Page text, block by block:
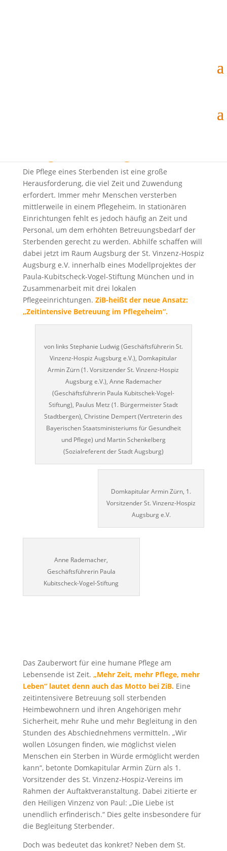
Die Pflege eines Sterbenden ist eine große
Herausforderung, die viel Zeit und Zuwendung
erfordert. Immer mehr Menschen versterben
mittlerweile in einem Pflegeheim. In stationären
Einrichtungen fehlt es jedoch häufig an Zeit und
Personal, um dem erhöhten Betreuungsbedarf der
Sterbenden gerecht zu werden. Abhilfe schaffen will
dabei jetzt im Raum Augsburg der St. Vinzenz-Hospiz
Augsburg e.V. innerhalb eines Modellprojektes der
Paula-Kubitscheck-Vogel-Stiftung München und in
Zusammenarbeit mit drei lokalen
Pflegeeinrichtungen. ZiB-heißt der neue Ansatz:
„Zeitintensive Betreuung im Pflegeheim“.
von links Stephanie Ludwig (Geschäftsführerin St.
Vinzenz-Hospiz Augsburg e.V.), Domkapitular
Armin Zürn (1. Vorsitzender St. Vinzenz-Hospiz
Augsburg e.V.), Anne Rademacher
(Geschäftsführerin Paula Kubitschek-Vogel-
Stiftung), Paulus Metz (1. Bürgermeister Stadt
Stadtbergen), Christine Dempert (Vertreterin des
Bayerischen Staatsministeriums für Gesundheit
und Pflege) und Martin Schenkelberg
(Sozialreferent der Stadt Augsburg)
Domkapitular Armin Zürn, 1.
Vorsitzender St. Vinzenz-Hospiz
Augsburg e.V.
Anne Rademacher,
Geschäftsführerin Paula
Kubitscheck-Vogel-Stiftung
Das Zauberwort für eine humane Pflege am
Lebensende ist Zeit. „Mehr Zeit, mehr Pflege, mehr
Leben“ lautet denn auch das Motto bei ZiB. Eine
zeitintensivere Betreuung soll sterbenden
Heimbewohnern und ihren Angehörigen mehr
Sicherheit, mehr Ruhe und mehr Begleitung in den
Stunden des Abschiednehmens vermitteln. „Wir
wollen Lösungen finden, wie möglichst vielen
Menschen ein Sterben in Würde ermöglicht werden
kann“, betonte Domkapitular Armin Zürn als 1.
Vorsitzender des St. Vinzenz-Hospiz-Vereins im
Rahmen der Auftaktveranstaltung. Dabei zitierte er
den Heiligen Vinzenz von Paul: „Die Liebe ist
unendlich erfinderisch.“ Dies gelte insbesondere für
die Begleitung Sterbender.
Doch was bedeutet das konkret? Neben dem St.